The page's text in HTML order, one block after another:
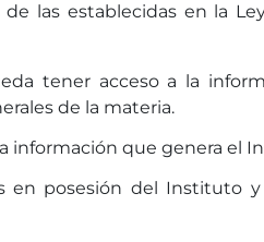
las establecidas en la
tener acceso a la
de la materia.
información que genera el
en posesión del Instituto